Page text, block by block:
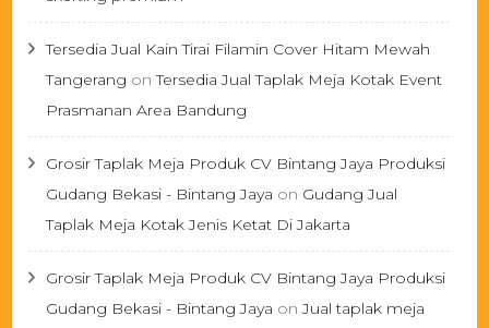
Tersedia Jual Kain Tirai Filamin Cover Hitam Mewah
Tangerang onTersedia Jual Taplak Meja Kotak Event
Prasmanan Area Bandung
Grosir Taplak Meja Produk CV Bintang Jaya Produksi
Gudang Bekasi - Bintang Jaya on Gudang Jual
Taplak Meja Kotak Jenis Ketat Di Jakarta
Grosir Taplak Meja Produk CV Bintang Jaya Produksi
Gudang Bekasi - Bintang Jaya onJual taplak meja